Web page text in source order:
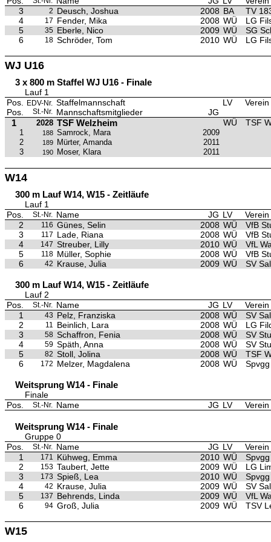
3
2 Deusch, Joshua 2008 BA
TV
4
17 Fender, Mika 2008 WÜ
LG
5
35 Eberle, Nico 2009 WÜ
SG
6
18 Schröder, Tom 2010 WÜ LG
WJ U16
3 x 800 m Staffel WJ U16 - Finale
Lauf 1
Pos.
Pos.
EDV-Nr.
St.-Nr.
Staffelmannschaft
Mannschaftsmitglieder
JG
LV Verein
1 2028 TSF Welzheim WÜ TSF
1 188 Samrock, Mara
2009
2
189 Mürter, Amanda
2011
3
190 Moser, Klara 2011
W14
300 m Lauf W14, W15 - Zeitläufe
Lauf 1
Pos.
St.-Nr. Name JG LV
Verein
2
116 Günes, Selin 2008 WÜ
VfB
3
117 Lade, Riana 2008 WÜ
VfB
4
147 Streuber, Lilly 2010 WÜ
VfL
5
118 Müller, Sophie 2008 WÜ
VfB
6
42 Krause, Julia 2009 WÜ SV
300 m Lauf W14, W15 - Zeitläufe
Lauf 2
Pos.
St.-Nr. Name JG LV
Verein
1
43 Pelz, Franziska 2008 WÜ
SV
2
11 Beinlich, Lara 2008 WÜ
LG
3
58 Schaffron, Fenia 2008 WÜ
SV
4
59 Späth, Anna 2008 WÜ
SV
5
82 Stoll, Jolina 2008 WÜ
TSF
6
172 Melzer, Magdalena 2008 WÜ
Weitsprung W14 - Finale
Finale
Pos.
St.-Nr. Name JG LV Verein
Weitsprung W14 - Finale
Gruppe 0
Pos.
St.-Nr. Name JG LV
Verein
1
171 Kühweg, Emma 2010 WÜ
2
153 Taubert, Jette 2009 WÜ
LG
3
173 Spieß, Lea 2010 WÜ
4
42 Krause, Julia 2009 WÜ
SV
5
137 Behrends, Linda 2009 WÜ
VfL
6
94 Groß, Julia 2009 WÜ TSV
W15